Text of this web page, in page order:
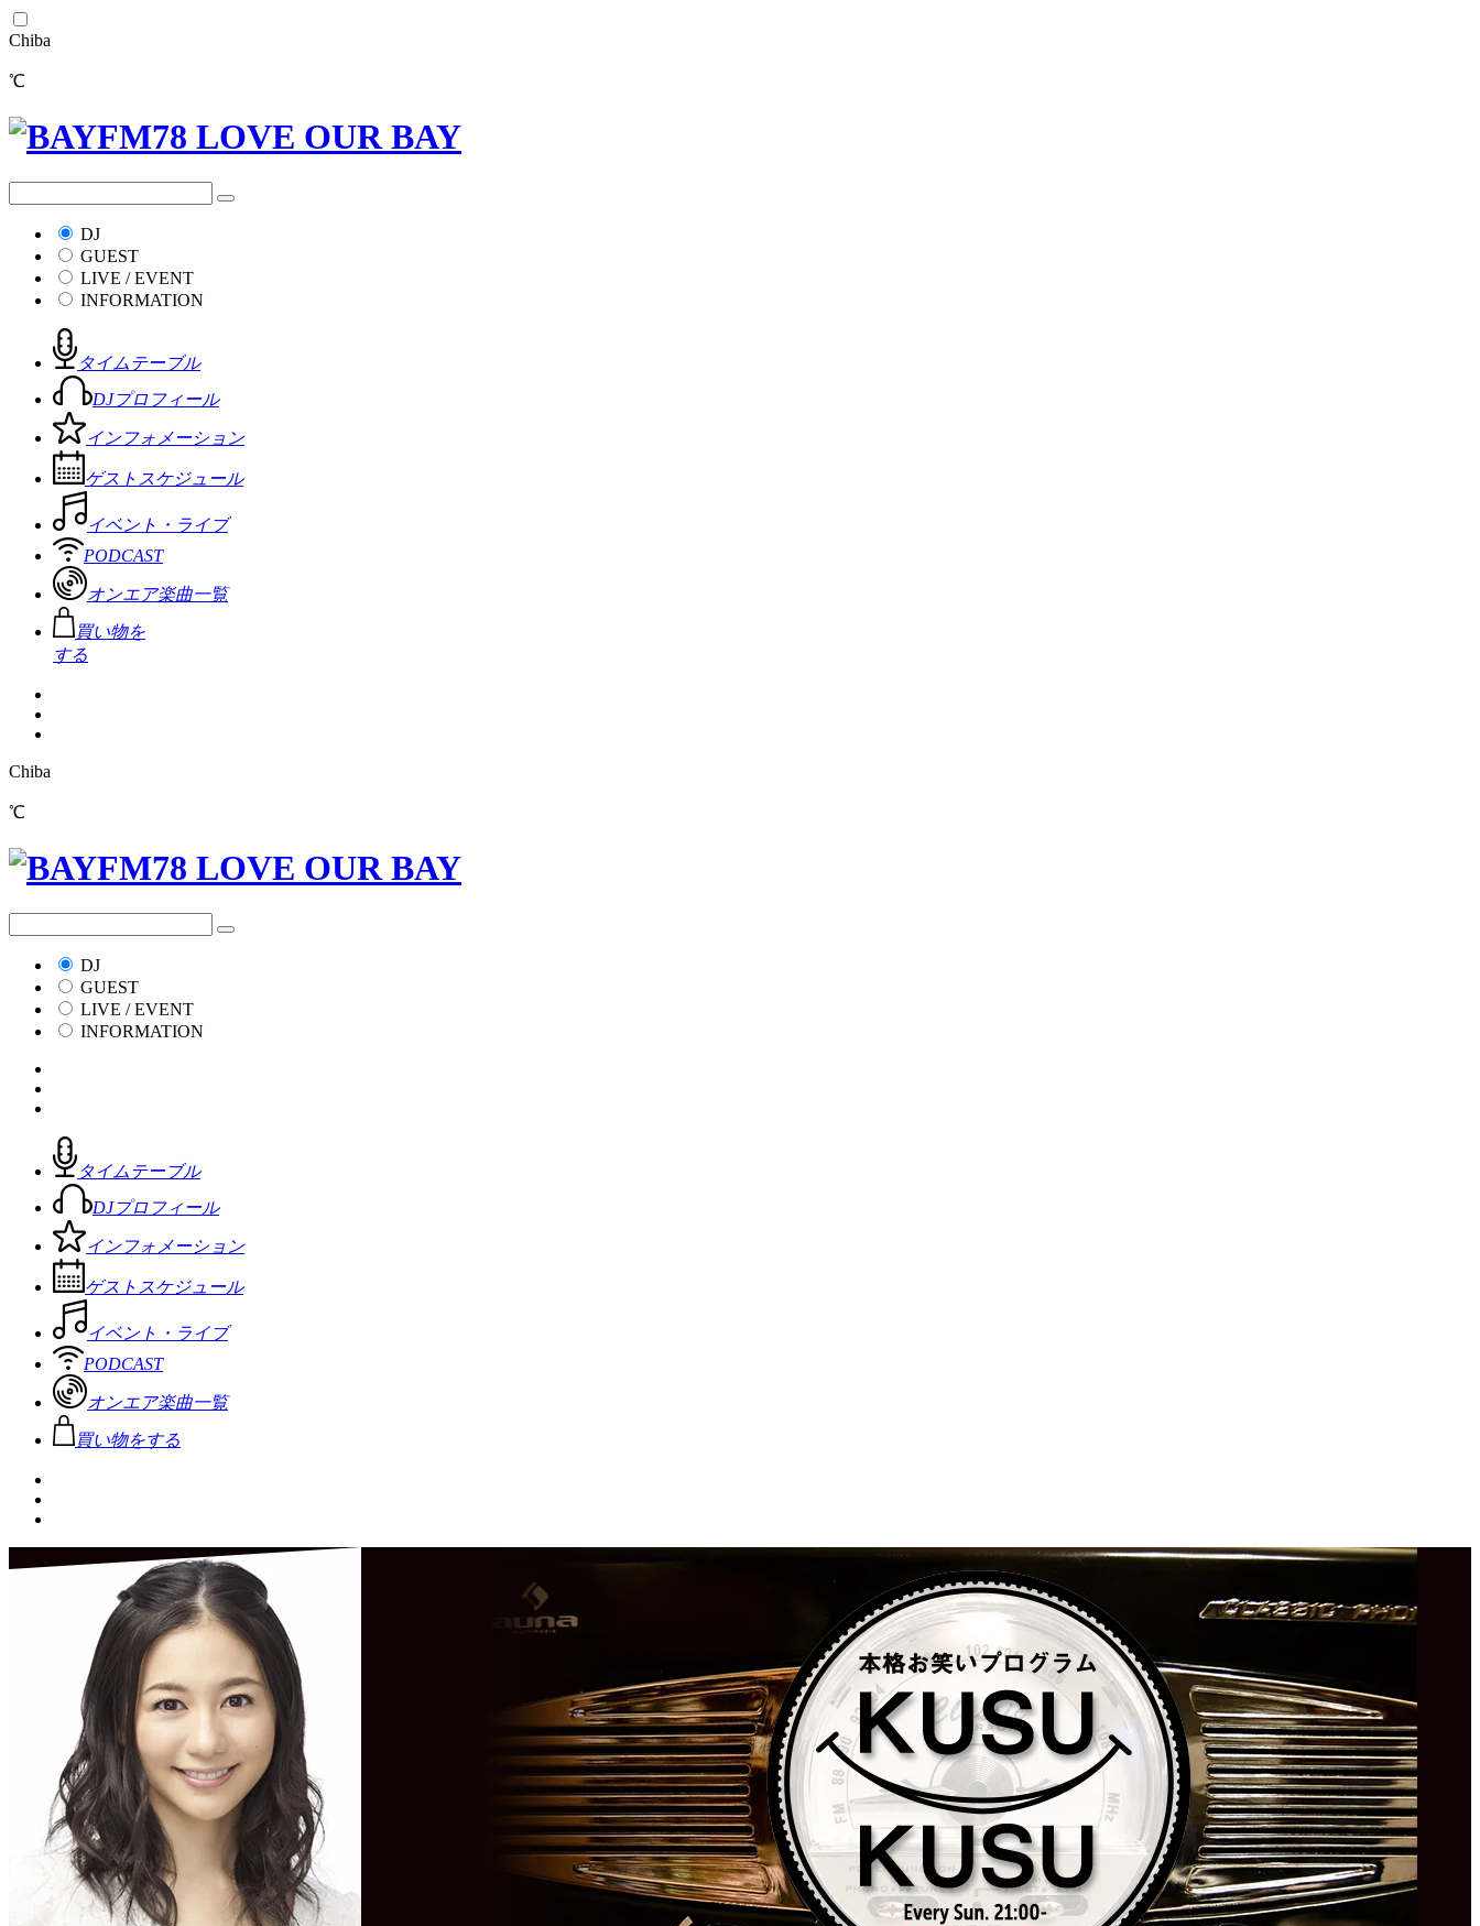
Chiba
℃
DJ
GUEST
LIVE / EVENT
INFORMATION
タイムテーブル
DJプロフィール
インフォメーション
ゲストスケジュール
イベント・ライブ
PODCAST
オンエア楽曲一覧
買い物を
する
Chiba
℃
DJ
GUEST
LIVE / EVENT
INFORMATION
タイムテーブル
DJプロフィール
インフォメーション
ゲストスケジュール
イベント・ライブ
PODCAST
オンエア楽曲一覧
買い物をする